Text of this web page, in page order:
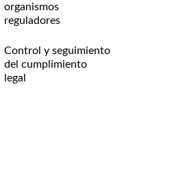
organismos
reguladores
Control y seguimiento
del cumplimiento
legal